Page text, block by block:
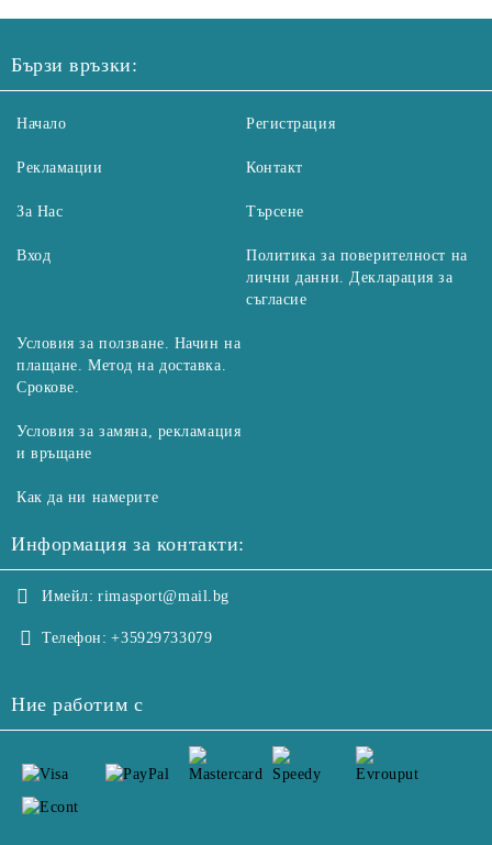
Бързи връзки:
Начало
Рекламации
За Нас
Вход
Регистрация
Контакт
Търсене
Политика за поверителност на
лични данни. Декларация за
съгласие
Условия за ползване. Начин на
плащане. Метод на доставка.
Срокове.
Условия за замяна, рекламация
и връщане
Как да ни намерите
Информация за контакти:
Имейл: rimasport@mail.bg
Телефон: +35929733079
Ние работим с